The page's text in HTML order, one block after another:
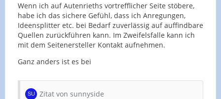
Wenn ich auf Autenrieths vortrefflicher Seite stöbere,
habe ich das sichere Gefühl, dass ich Anregungen,
Ideensplitter etc. bei Bedarf zuverlässig auf auffindbare
Quellen zurückführen kann. Im Zweifelsfalle kann ich
mit dem Seitenersteller Kontakt aufnehmen.
Ganz anders ist es bei
Zitat von sunnyside